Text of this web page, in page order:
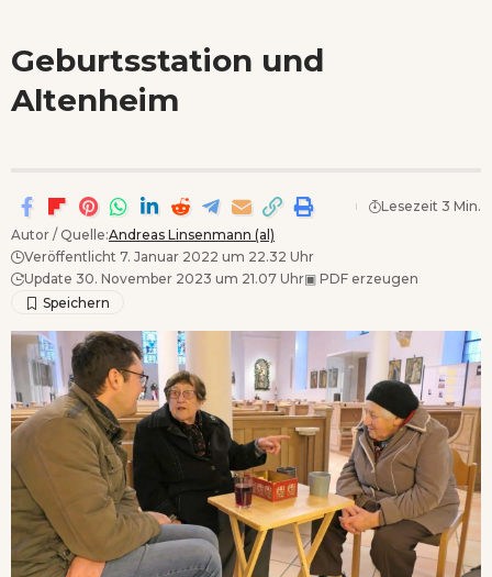
Geburtsstation und
Altenheim
Autor / Quelle:Andreas Linsenmann (al)
Veröffentlicht 7. Januar 2022 um 22.32 Uhr
Update 30. November 2023 um 21.07 Uhr▣ PDF erzeugen
Lesezeit 3 Min.